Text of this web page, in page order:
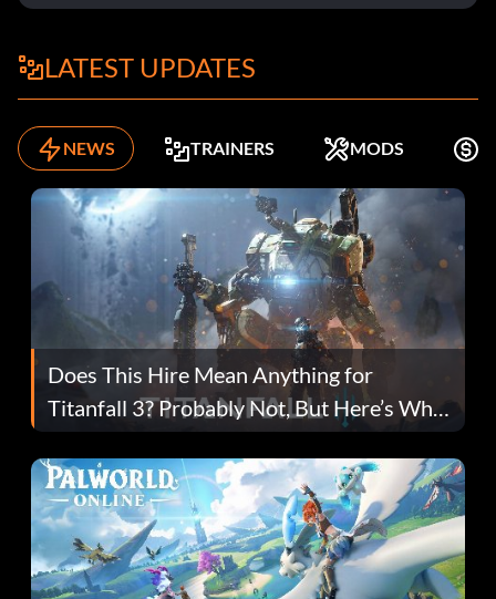
LATEST UPDATES
NEWS TRAINERS MODS
Does This Hire Mean Anything for
Titanfall 3? Probably Not, But Here’s Why
Fans Are Hopeful